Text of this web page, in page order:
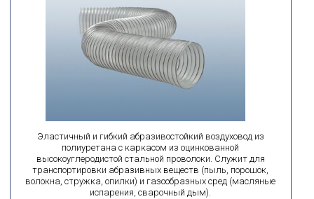
Эластичный и гибкий абразивостойкий воздуховод из
полиуретана с каркасом из оцинкованной
высокоуглеродистой стальной проволоки. Служит для
транспортировки абразивных веществ (пыль, порошок,
волокна, стружка, опилки) и газообразных сред (масляные
испарения, сварочный дым).